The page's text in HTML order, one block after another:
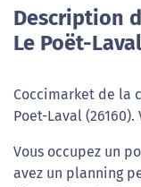
Description
Le Poët-Laval
Coccimarket de la
Poet-Laval (26160).
Vous occupez un
avez un planning